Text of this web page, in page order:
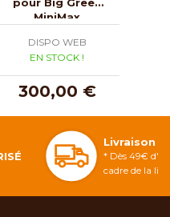
MiniMax
DISPO WEB
EN STOCK !
300,00 €
Livraison
* Dès 49€
cadre de la